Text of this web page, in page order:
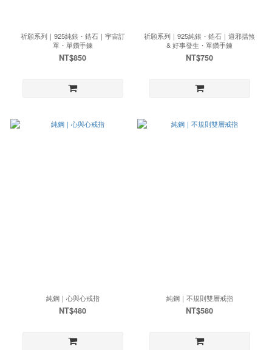
祈願系列｜925純銀・鋯石｜宇宙訂
單・單鑽手鍊
NT$850
祈願系列｜925純銀・鋯石｜避邪擋煞
& 好事發生・單鑽手鍊
NT$750
純鋼｜心與心戒指
NT$480
純鋼｜不規則雙層戒指
NT$580